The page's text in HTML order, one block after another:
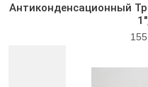
Антиконденсационный